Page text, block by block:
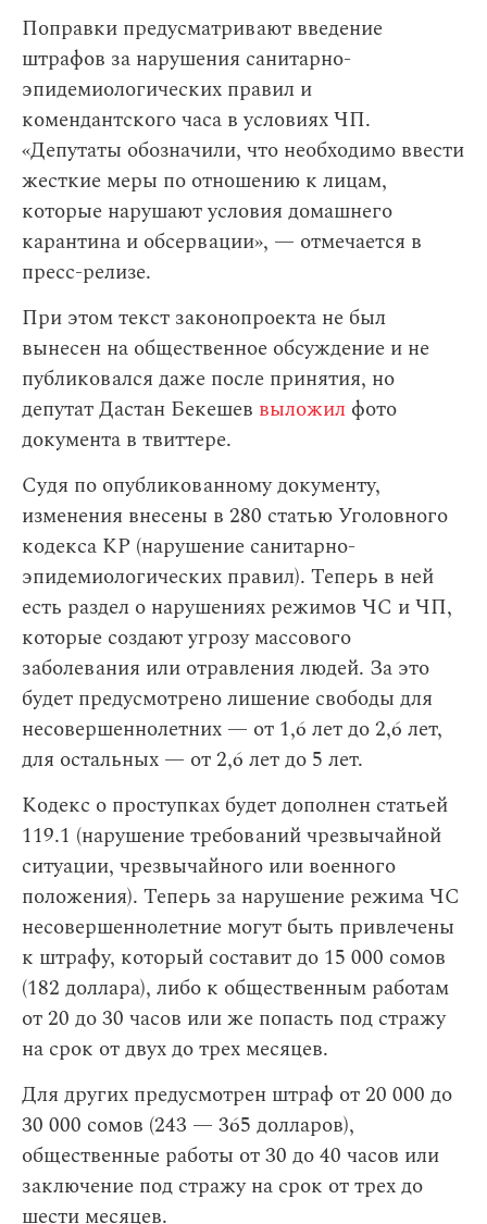
Поправки предусматривают введение
штрафов за нарушения санитарно-
эпидемиологических правил и
комендантского часа в условиях ЧП.
«Депутаты обозначили, что необходимо ввести
жесткие меры по отношению к лицам,
которые нарушают условия домашнего
карантина и обсервации», — отмечается в
пресс-релизе.
При этом текст законопроекта не был
вынесен на общественное обсуждение и не
публиковался даже после принятия, но
депутат Дастан Бекешев выложил фото
документа в твиттере.
Судя по опубликованному документу,
изменения внесены в 280 статью Уголовного
кодекса КР (нарушение санитарно-
эпидемиологических правил). Теперь в ней
есть раздел о нарушениях режимов ЧС и ЧП,
которые создают угрозу массового
заболевания или отравления людей. За это
будет предусмотрено лишение свободы для
несовершеннолетних — от 1,6 лет до 2,6 лет,
для остальных — от 2,6 лет до 5 лет.
Кодекс о проступках будет дополнен статьей
119.1 (нарушение требований чрезвычайной
ситуации, чрезвычайного или военного
положения). Теперь за нарушение режима ЧС
несовершеннолетние могут быть привлечены
к штрафу, который составит до 15 000 сомов
(182 доллара), либо к общественным работам
от 20 до 30 часов или же попасть под стражу
на срок от двух до трех месяцев.
Для других предусмотрен штраф от 20 000 до
30 000 сомов (243 — 365 долларов),
общественные работы от 30 до 40 часов или
заключение под стражу на срок от трех до
шести месяцев.